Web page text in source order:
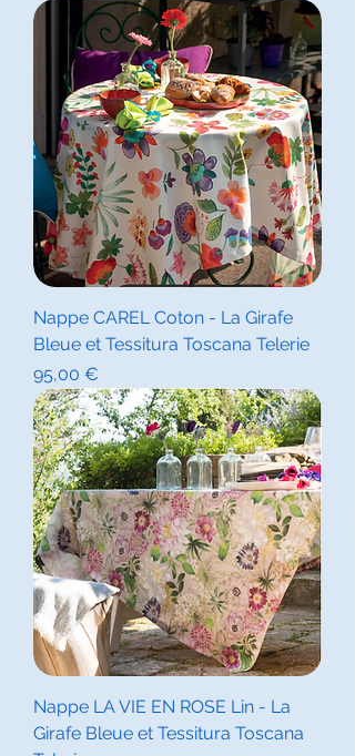
Nappe CAREL Coton - La Girafe
Bleue et Tessitura Toscana Telerie
Prix
95,00 €
Nappe LA VIE EN ROSE Lin - La
Girafe Bleue et Tessitura Toscana